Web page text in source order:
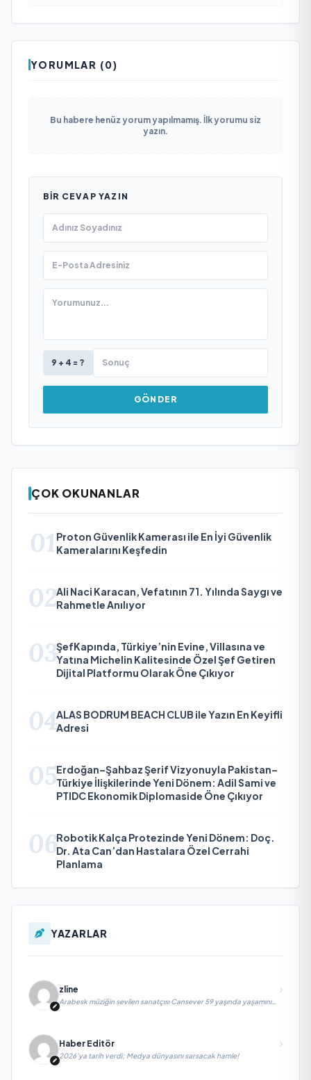
YORUMLAR (0)
Bu habere henüz yorum yapılmamış. İlk yorumu siz
yazın.
BIR CEVAP YAZIN
9 + 4 = ?
GÖNDER
ÇOK OKUNANLAR
01 Proton Güvenlik Kamerası ile En İyi Güvenlik
Kameralarını Keşfedin
02Ali Naci Karacan, Vefatının 71. Yılında Saygı ve
Rahmetle Anılıyor
03ŞefKapında, Türkiye’nin Evine, Villasına ve
Yatına Michelin Kalitesinde Özel Şef Getiren
Dijital Platformu Olarak Öne Çıkıyor
04ALAS BODRUM BEACH CLUB ile Yazın En Keyifli
Adresi
05Erdoğan–Şahbaz Şerif Vizyonuyla Pakistan–
Türkiye İlişkilerinde Yeni Dönem: Adil Sami ve
PTIDC Ekonomik Diplomaside Öne Çıkıyor
06Robotik Kalça Protezinde Yeni Dönem: Doç.
Dr. Ata Can’dan Hastalara Özel Cerrahi
Planlama
YAZARLAR
zline
Arabesk müziğin sevilen sanatçısı Cansever 59 yaşında yaşamını
Haber Editör
2026’ya tarih verdi; Medya dünyasını sarsacak hamle!